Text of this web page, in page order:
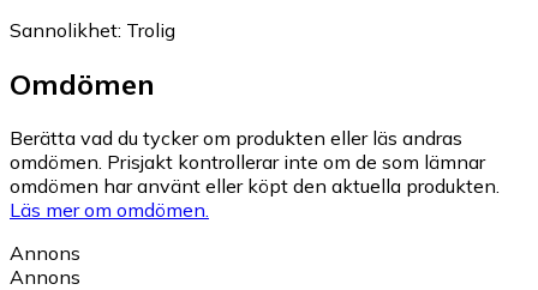
Sannolikhet: Trolig
Omdömen
Berätta vad du tycker om produkten eller läs andras
omdömen. Prisjakt kontrollerar inte om de som lämnar
omdömen har använt eller köpt den aktuella produkten.
Läs mer om omdömen.
Annons
Annons